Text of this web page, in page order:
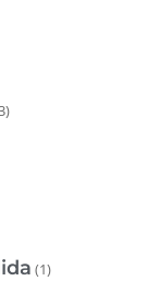
(1)